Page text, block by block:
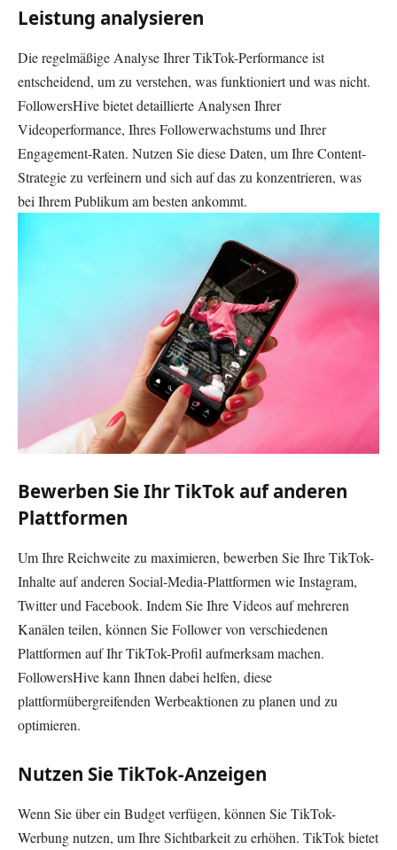
Leistung analysieren
Die regelmäßige Analyse Ihrer TikTok-Performance ist
entscheidend, um zu verstehen, was funktioniert und was nicht.
FollowersHive bietet detaillierte Analysen Ihrer
Videoperformance, Ihres Followerwachstums und Ihrer
Engagement-Raten. Nutzen Sie diese Daten, um Ihre Content-
Strategie zu verfeinern und sich auf das zu konzentrieren, was
bei Ihrem Publikum am besten ankommt.
Bewerben Sie Ihr TikTok auf anderen
Plattformen
Um Ihre Reichweite zu maximieren, bewerben Sie Ihre TikTok-
Inhalte auf anderen Social-Media-Plattformen wie Instagram,
Twitter und Facebook. Indem Sie Ihre Videos auf mehreren
Kanälen teilen, können Sie Follower von verschiedenen
Plattformen auf Ihr TikTok-Profil aufmerksam machen.
FollowersHive kann Ihnen dabei helfen, diese
plattformübergreifenden Werbeaktionen zu planen und zu
optimieren.
Nutzen Sie TikTok-Anzeigen
Wenn Sie über ein Budget verfügen, können Sie TikTok-
Werbung nutzen, um Ihre Sichtbarkeit zu erhöhen. TikTok bietet